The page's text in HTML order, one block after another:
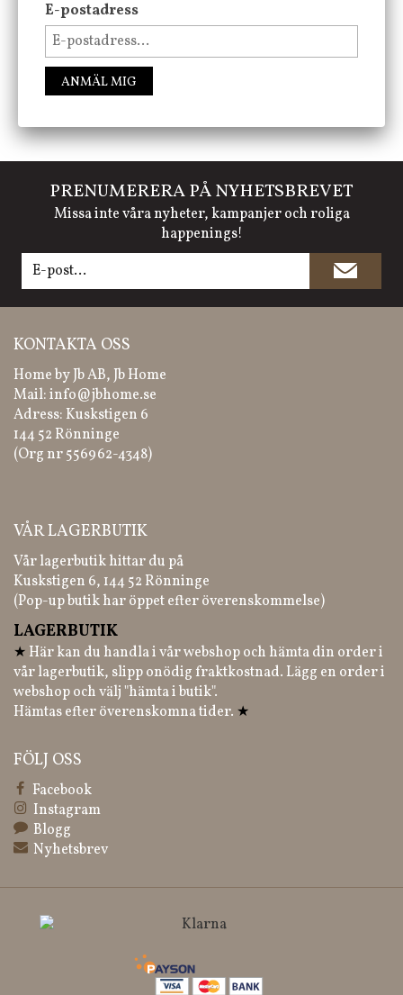
PRENUMERERA PÅ NYHETSBREVET
Missa inte våra nyheter, kampanjer och roliga
happenings!
KONTAKTA OSS
Home by Jb AB, Jb Home
Mail:info@jbhome.se
Adress: Kuskstigen 6
144 52 Rönninge
(Org nr 556962-4348)
VÅR LAGERBUTIK
Vår lagerbutik hittar du på
Kuskstigen 6, 144 52 Rönninge
(Pop-up butik har öppet efter överenskommelse)
LAGERBUTIK
★ Här kan du handla i vår webshop och hämta din order i
vår lagerbutik, slipp onödig fraktkostnad. Lägg en order i
webshop och välj "hämta i butik".
Hämtas efter överenskomna tider. ★
FÖLJ OSS
Facebook
Instagram
Blogg
Nyhetsbrev
E-postadress
ANMÄL MIG